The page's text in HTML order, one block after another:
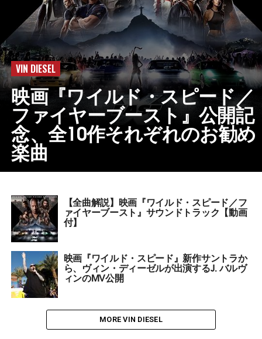
VIN DIESEL
映画『ワイルド・スピード／
ファイヤーブースト』公開記
念、全10作それぞれのお勧め
楽曲
【全曲解説】映画『ワイルド・スピード／フ
ァイヤーブースト』サウンドトラック【動画
付】
映画『ワイルド・スピード』新作サントラか
ら、ヴィン・ディーゼルが出演するJ. バルヴ
ィンのMV公開
MORE VIN DIESEL